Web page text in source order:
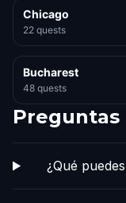
Chicago
22 quests
Bucharest
48 quests
¿Qué